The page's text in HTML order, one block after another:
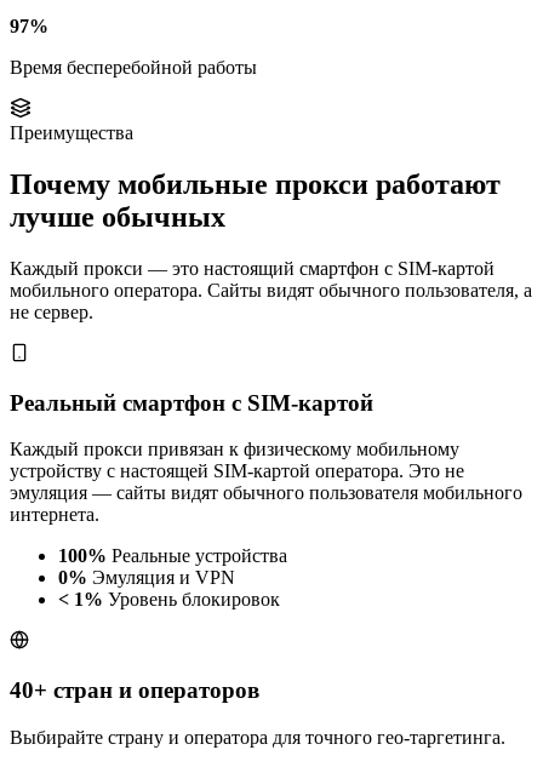
97%
Время бесперебойной работы
Преимущества
Почему мобильные прокси работают
лучше обычных
Каждый прокси — это настоящий смартфон с SIM-картой
мобильного оператора. Сайты видят обычного пользователя, а
не сервер.
Реальный смартфон с SIM-картой
Каждый прокси привязан к физическому мобильному
устройству с настоящей SIM-картой оператора. Это не
эмуляция — сайты видят обычного пользователя мобильного
интернета.
100% Реальные устройства
0% Эмуляция и VPN
< 1% Уровень блокировок
40+ стран и операторов
Выбирайте страну и оператора для точного гео-таргетинга.